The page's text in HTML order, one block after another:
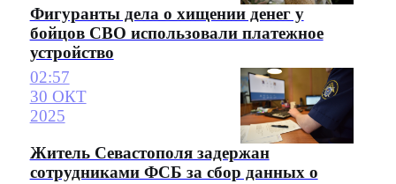
Фигуранты дела о хищении денег у
бойцов СВО использовали платежное
устройство
02:57
30 ОКТ
2025
Житель Севастополя задержан
сотрудниками ФСБ за сбор данных о